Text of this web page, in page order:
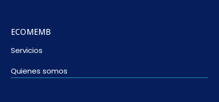
ECOMEMB
Servicios
Quienes somos